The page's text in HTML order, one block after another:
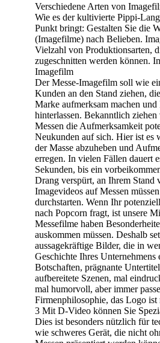
Verschiedene Arten von
Wie es der kultivierte Pippi-
Punkt bringt: Gestalten Sie die
(Imagefilme) nach Belieben.
Vielzahl von Produktionsarten,
zugeschnitten werden können.
Imagefilm
Der Messe-Imagefilm soll wie
Kunden an den Stand ziehen,
Marke aufmerksam machen
hinterlassen. Bekanntlich
Messen die Aufmerksamkeit
Neukunden auf sich. Hier ist es
der Masse abzuheben und
erregen. In vielen Fällen dauert
Sekunden, bis ein
Drang verspürt, an Ihrem Stand
Imagevideos auf Messen
durchstarten. Wenn Ihr
nach Popcorn fragt, ist unsere
Messefilme haben
auskommen müssen. Deshalb
aussagekräftige Bilder, die in
Geschichte Ihres Unternehmens
Botschaften, prägnante
aufbereitete Szenen, mal
mal humorvoll, aber immer
Firmenphilosophie, das Logo
3 Mit D-Video können Sie
Dies ist besonders nützlich für
wie schweres Gerät, die nicht